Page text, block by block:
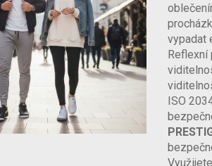
vypadat
Reflexní
ISO